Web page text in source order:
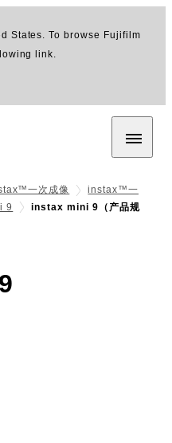
States. To browse Fujifilm
link.
一次成像
instax™一
9
instax mini 9（产品规